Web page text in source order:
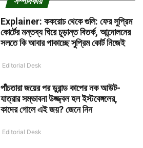
Explainer: ককরোচ থেকে গুলি: ফের সুপ্রিম
কোর্টের মন্তব্য ঘিরে চূড়ান্ত বিতর্ক, আন্দোলনের
সলতে কি আবার পাকাচ্ছে সুপ্রিম কোর্ট নিজেই
Editorial Desk
পাঁচতারা জয়ের পর ডুরান্ড কাপের নক আউট-
যাত্রার সম্ভাবনা উজ্জ্বল হল ইস্টবেঙ্গলের,
কাদের গোলে এই জয়? জেনে নিন
Editorial Desk